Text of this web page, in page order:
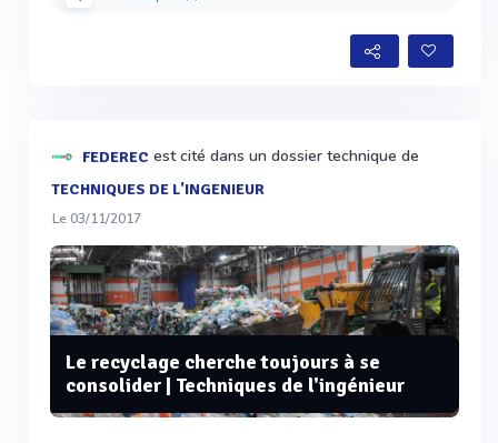
FEDEREC est cité dans un dossier technique de
TECHNIQUES DE L'INGENIEUR
Le 03/11/2017
Le recyclage cherche toujours à se
consolider | Techniques de l'ingénieur